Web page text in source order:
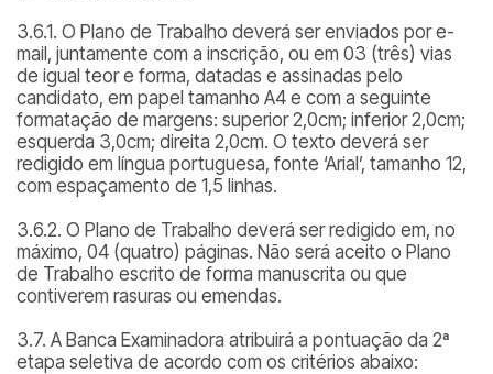
3.6.1. O Plano de Trabalho deverá ser enviados por e-
mail, juntamente com a inscrição, ou em 03 (três) vias
de igual teor e forma, datadas e assinadas pelo
candidato, em papel tamanho A4 e com a seguinte
formatação de margens: superior 2,0cm; inferior 2,0cm;
esquerda 3,0cm; direita 2,0cm. O texto deverá ser
redigido em língua portuguesa, fonte ‘Arial’, tamanho 12,
com espaçamento de 1,5 linhas.
3.6.2. O Plano de Trabalho deverá ser redigido em, no
máximo, 04 (quatro) páginas. Não será aceito o Plano
de Trabalho escrito de forma manuscrita ou que
contiverem rasuras ou emendas.
3.7. A Banca Examinadora atribuirá a pontuação da 2ª
etapa seletiva de acordo com os critérios abaixo: